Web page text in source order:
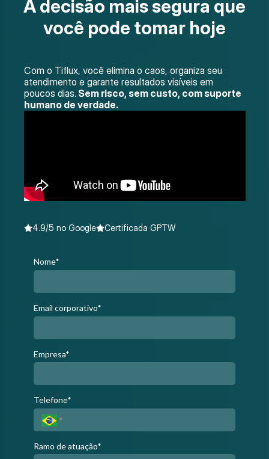
A decisão mais segura que
você pode tomar hoje
Com o Tiflux, você elimina o caos, organiza seu
atendimento e garante resultados visíveis em
poucos dias. Sem risco, sem custo, com suporte
humano de verdade.
4.9/5 no Google Certificada GPTW
Nome*
Email corporativo*
Empresa*
Telefone*
Ramo de atuação*